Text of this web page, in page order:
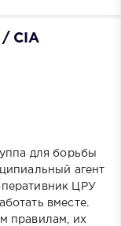
/ CIA
для борьбы
агент
ЦРУ
вместе.
правилам, их